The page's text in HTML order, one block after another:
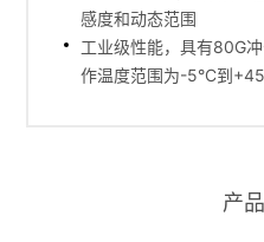
感度和动态范围
工业级性能，具有80G
作温度范围为-5°C到
产